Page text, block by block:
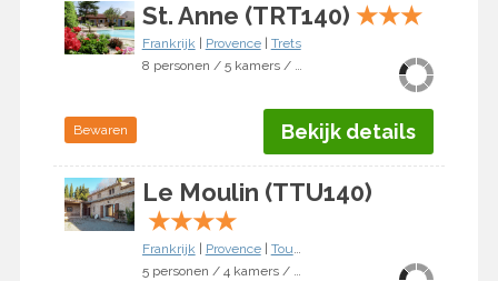
St. Anne (TRT140) ★★★
Frankrijk Provence| Trets
8 personen / 5 kamers / 4 slaapkamers
Bewaren Bekijk details
Le Moulin (TTU140)
★★★★
Frankrijk Provence| Tourtour
5 personen / 4 kamers / 3 slaapkamers